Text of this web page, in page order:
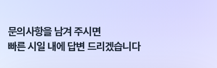
문의사항을 남겨 주시면
빠른 시일 내에 답변 드리겠습니다